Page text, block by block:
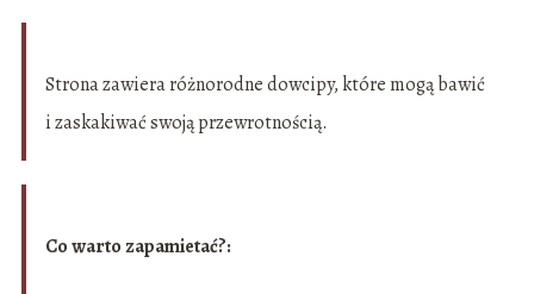
Strona zawiera różnorodne dowcipy, które mogą bawić
i zaskakiwać swoją przewrotnością.
Co warto zapamietać?: